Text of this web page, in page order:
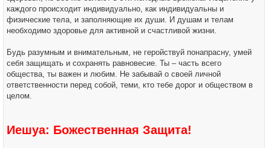
каждого происходит индивидуально, как индивидуальны и
физические тела, и заполняющие их души. И душам и телам
необходимо здоровье для активной и счастливой жизни.
Будь разумным и внимательным, не геройствуй понапрасну, умей
себя защищать и сохранять равновесие. Ты – часть всего
общества, ты важен и любим. Не забывай о своей личной
ответственности перед собой, теми, кто тебе дорог и обществом в
целом.
Иешуа: Божественная Защита!